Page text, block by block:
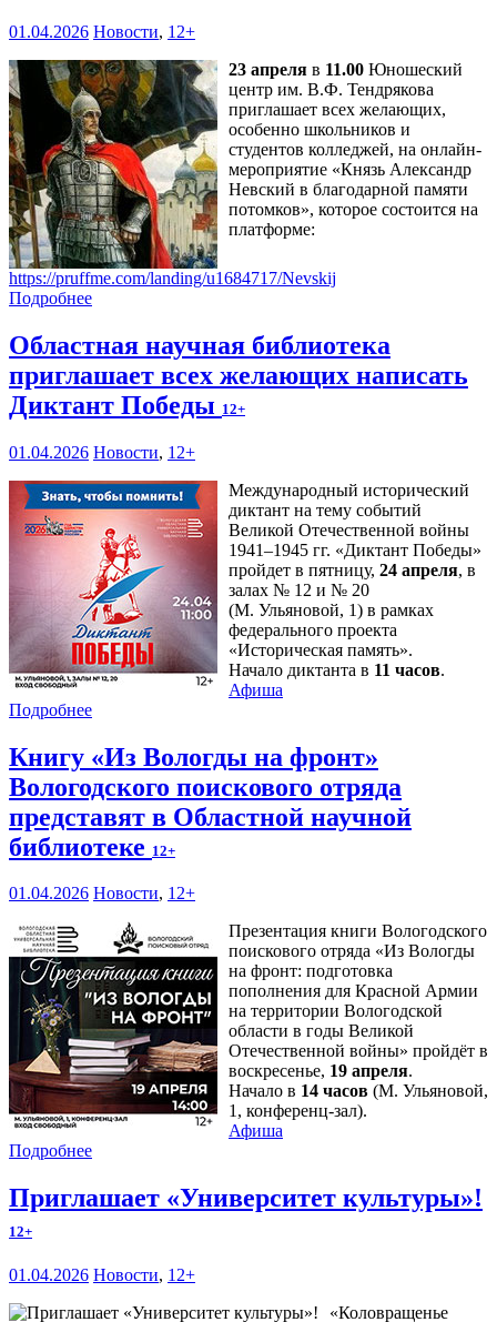
01.04.2026 Новости, 12+
23 апреля в 11.00 Юношеский
центр им. В.Ф. Тендрякова
приглашает всех желающих,
особенно школьников и
студентов колледжей, на онлайн-
мероприятие «Князь Александр
Невский в благодарной памяти
потомков», которое состоится на
платформе:
https://pruffme.com/landing/u1684717/Nevskij
Подробнее
Областная научная библиотека
приглашает всех желающих написать
Диктант Победы 12+
01.04.2026 Новости, 12+
Международный исторический
диктант на тему событий
Великой Отечественной войны
1941–1945 гг. «Диктант Победы»
пройдет в пятницу, 24 апреля, в
залах № 12 и № 20
(М. Ульяновой, 1) в рамках
федерального проекта
«Историческая память».
Начало диктанта в 11 часов.
Афиша
Подробнее
Книгу «Из Вологды на фронт»
Вологодского поискового отряда
представят в Областной научной
библиотеке 12+
01.04.2026 Новости, 12+
Презентация книги Вологодского
поискового отряда «Из Вологды
на фронт: подготовка
пополнения для Красной Армии
на территории Вологодской
области в годы Великой
Отечественной войны» пройдёт в
воскресенье, 19 апреля.
Начало в 14 часов (М. Ульяновой,
1, конференц-зал).
Афиша
Подробнее
Приглашает «Университет культуры»!
12+
01.04.2026 Новости, 12+
«Коловращенье